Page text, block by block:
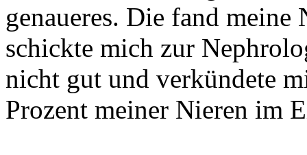
genaueres. Die fand
schickte mich zur
nicht gut und verkündete
Prozent meiner Nieren im